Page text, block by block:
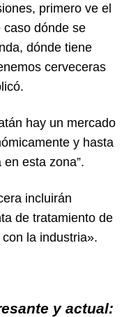
primero ve el
caso dónde se
dónde tiene
cerveceras
hay un mercado
y hasta
esta zona”.
incluirán
de tratamiento de
la industria».
y actual: